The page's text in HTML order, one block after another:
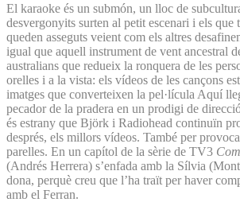
El karaoke és un submón, un lloc de
desvergonyits surten al petit escenari i els que
queden asseguts veient com els altres
igual que aquell instrument de vent ancestral
australians que redueix la ronquera de les
orelles i a la vista: els vídeos de les cançons
imatges que converteixen la pel·lícula Aquí
pecador de la pradera en un prodigi de
és estrany que Björk i Radiohead continuïn
després, els millors vídeos. També per
parelles. En un capítol de la sèrie de TV3
(Andrés Herrera) s’enfada amb la Sílvia
dona, perquè creu que l’ha traït per haver
amb el Ferran.